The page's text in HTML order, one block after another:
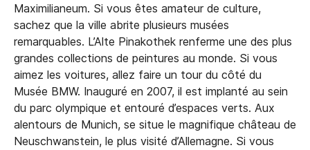
Maximilianeum. Si vous êtes amateur de culture,
sachez que la ville abrite plusieurs musées
remarquables. L’Alte Pinakothek renferme une des plus
grandes collections de peintures au monde. Si vous
aimez les voitures, allez faire un tour du côté du
Musée BMW. Inauguré en 2007, il est implanté au sein
du parc olympique et entouré d’espaces verts. Aux
alentours de Munich, se situe le magnifique château de
Neuschwanstein, le plus visité d’Allemagne. Si vous